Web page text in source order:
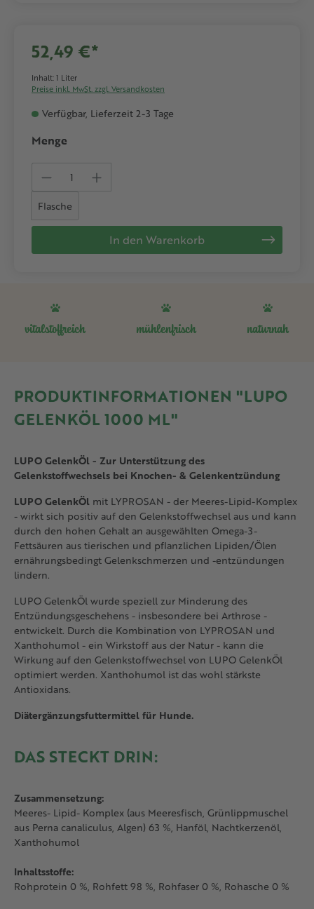
52,49 €*
Inhalt: 1 Liter
Preise inkl. MwSt. zzgl. Versandkosten
Verfügbar, Lieferzeit 2-3 Tage
Menge
Produkt Anzahl: Gib den
Flasche
In den Warenkorb
vitalstoffreich mühlenfrisch naturnah
PRODUKTINFORMATIONEN "LUPO
GELENKÖL 1000 ML"
LUPO GelenkÖl - Zur Unterstützung des
Gelenkstoffwechsels bei Knochen- & Gelenkentzündung
LUPO GelenkÖl mit LYPROSAN - der Meeres-Lipid-Komplex
- wirkt sich positiv auf den Gelenkstoffwechsel aus und kann
durch den hohen Gehalt an ausgewählten Omega-3-
Fettsäuren aus tierischen und pflanzlichen Lipiden/Ölen
ernährungsbedingt Gelenkschmerzen und -entzündungen
lindern.
LUPO GelenkÖl wurde speziell zur Minderung des
Entzündungsgeschehens - insbesondere bei Arthrose -
entwickelt. Durch die Kombination von LYPROSAN und
Xanthohumol - ein Wirkstoff aus der Natur - kann die
Wirkung auf den Gelenkstoffwechsel von LUPO GelenkÖl
optimiert werden. Xanthohumol ist das wohl stärkste
Antioxidans.
Diätergänzungsfuttermittel für Hunde.
DAS STECKT DRIN:
Zusammensetzung:
Meeres- Lipid- Komplex (aus Meeresfisch, Grünlippmuschel
aus Perna canaliculus, Algen) 63 %, Hanföl, Nachtkerzenöl,
Xanthohumol
Inhaltsstoffe:
Rohprotein 0 %, Rohfett 98 %, Rohfaser 0 %, Rohasche 0 %